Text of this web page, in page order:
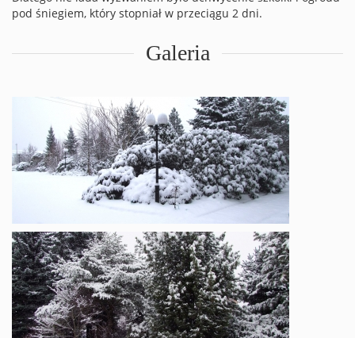
pod śniegiem, który stopniał w przeciągu 2 dni.
Galeria